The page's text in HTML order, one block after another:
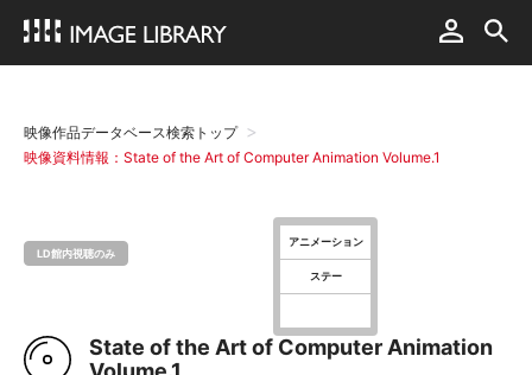
映像作品データベース検索トップ
映像資料情報：State of the Art of Computer Animation Volume.1
LD館内視聴のみ
アニメーション
ステー
State of the Art of Computer Animation